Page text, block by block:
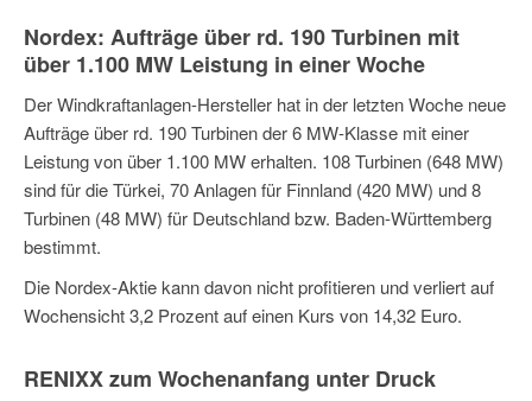
Nordex: Aufträge über rd. 190 Turbinen mit
über 1.100 MW Leistung in einer Woche
Der Windkraftanlagen-Hersteller hat in der letzten Woche neue
Aufträge über rd. 190 Turbinen der 6 MW-Klasse mit einer
Leistung von über 1.100 MW erhalten. 108 Turbinen (648 MW)
sind für die Türkei, 70 Anlagen für Finnland (420 MW) und 8
Turbinen (48 MW) für Deutschland bzw. Baden-Württemberg
bestimmt.
Die Nordex-Aktie kann davon nicht profitieren und verliert auf
Wochensicht 3,2 Prozent auf einen Kurs von 14,32 Euro.
RENIXX zum Wochenanfang unter Druck